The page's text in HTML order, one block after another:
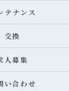
テナンス
交換
人募集
い合わせ